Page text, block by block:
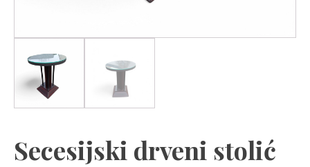
Secesijski drveni stolić